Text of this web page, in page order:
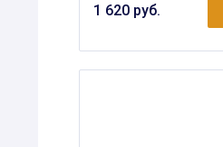
1 620 руб.